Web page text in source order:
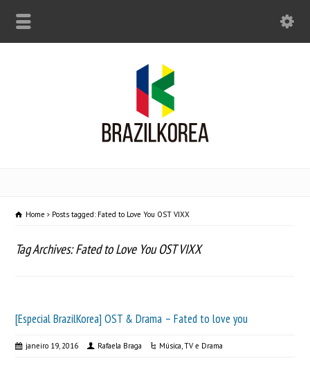
Home Posts tagged: Fated to Love You OST VIXX
Tag Archives: Fated to Love You OST VIXX
[Especial BrazilKorea] OST & Drama – Fated to love you
janeiro 19, 2016 Rafaela Braga Música,TV e Drama